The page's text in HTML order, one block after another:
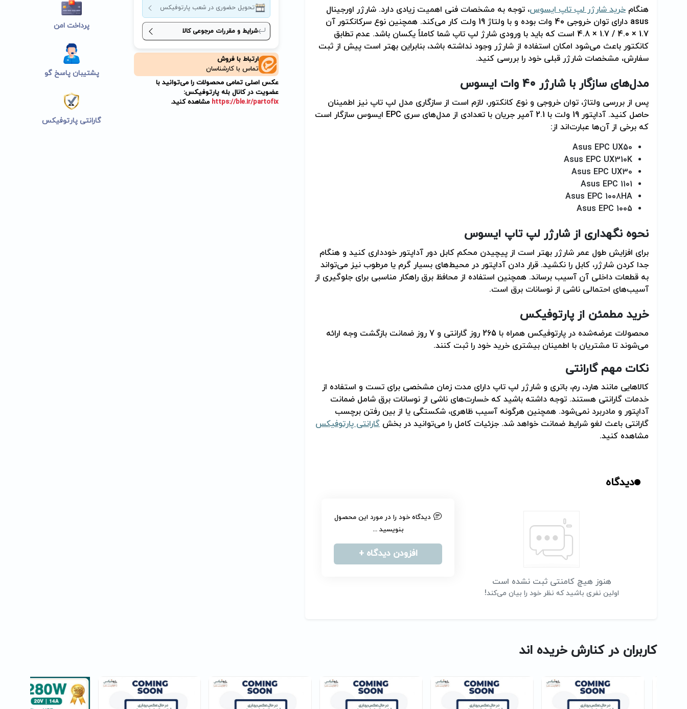
تحویل حضوری در شعب پارتوفیکس
شرایط و مقررات مرجوعی کالا
ارتباط با فروش
تماس با کارشناسان
عکس اصلی تمامی محصولات را می‌توانید با
عضویت در کانال بله پارتوفیکس:
https://ble.ir/partofix مشاهده کنید.
پرداخت امن
پشتیبان پاسخ گو
گارانتی پارتوفیکس
هنگامخرید شارژر لپ تاپ ایسوس، توجه به مشخصات فنی اهمیت زیادی دارد. شارژر اورجینال
asus
دارای توان خروجی 40 وات بوده و با ولتاژ 19 ولت کار می‌کند. همچنین نوع سرکانکتور آن
1.7 × 4.0 / 1.7 × 4.8 است که باید با ورودی شارژ لپ تاپ شما کاملاً یکسان باشد. عدم تطابق
کانکتور باعث می‌شود امکان استفاده از شارژر وجود نداشته باشد، بنابراین بهتر است پیش از ثبت
سفارش، مشخصات شارژر قبلی خود را بررسی کنید.
مدل‌های سازگار با شارژر 40 وات ایسوس
پس از بررسی ولتاژ، توان خروجی و نوع کانکتور، لازم است از سازگاری مدل لپ تاپ نیز اطمینان
حاصل کنید. آداپتور 19 ولت با 2.1 آمپر جریان با تعدادی از مدل‌های سری
EPC ایسوس سازگار است
که برخی از آن‌ها عبارت‌اند از:
Asus EPC UX50
Asus EPC UX310K
Asus EPC UX30
Asus EPC 1101
Asus EPC 1008HA
Asus EPC 1005
نحوه نگهداری از شارژر لپ تاپ ایسوس
برای افزایش طول عمر شارژر بهتر است از پیچیدن محکم کابل دور آداپتور خودداری کنید و هنگام
جدا کردن شارژر، کابل را نکشید. قرار دادن آداپتور در محیط‌های بسیار گرم یا مرطوب نیز می‌تواند
به قطعات داخلی آن آسیب برساند. همچنین استفاده از محافظ برق راهکار مناسبی برای جلوگیری از
آسیب‌های احتمالی ناشی از نوسانات برق است.
خرید مطمئن از پارتوفیکس
محصولات عرضه‌شده در پارتوفیکس همراه با 265 روز گارانتی و 7 روز ضمانت بازگشت وجه ارائه
می‌شوند تا مشتریان با اطمینان بیشتری خرید خود را ثبت کنند.
نکات مهم گارانتی
کالاهایی مانند هارد، رم، باتری و شارژر لپ تاپ دارای مدت زمان مشخصی برای تست و استفاده از
خدمات گارانتی هستند. توجه داشته باشید که خسارت‌های ناشی از نوسانات برق شامل ضمانت
آداپتور و مادربرد نمی‌شود. همچنین هرگونه آسیب ظاهری، شکستگی یا از بین رفتن برچسب
گارانتی باعث لغو شرایط ضمانت خواهد شد. جزئیات کامل را می‌توانید در بخشگارانتی پارتوفیکس
مشاهده کنید.
دیدگاه
هنوز هیچ کامنتی ثبت نشده است
اولین نفری باشید که نظر خود را بیان می‌کند!
دیدگاه خود را در مورد این محصول
بنویسید ...
افزودن دیدگاه +
کاربران در کنارش خریده اند